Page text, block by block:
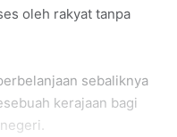
oleh rakyat tanpa
sebaliknya
kerajaan bagi